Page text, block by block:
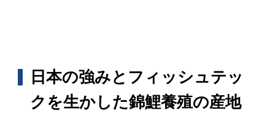
日本の強みとフィッシュテッ
クを生かした錦鯉養殖の産地